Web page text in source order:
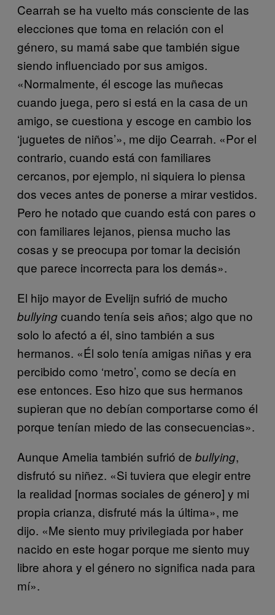
Cearrah se ha vuelto más consciente de las
elecciones que toma en relación con el
género, su mamá sabe que también sigue
siendo influenciado por sus amigos.
«Normalmente, él escoge las muñecas
cuando juega, pero si está en la casa de un
amigo, se cuestiona y escoge en cambio los
‘juguetes de niños’», me dijo Cearrah. «Por el
contrario, cuando está con familiares
cercanos, por ejemplo, ni siquiera lo piensa
dos veces antes de ponerse a mirar vestidos.
Pero he notado que cuando está con pares o
con familiares lejanos, piensa mucho las
cosas y se preocupa por tomar la decisión
que parece incorrecta para los demás».
El hijo mayor de Evelijn sufrió de mucho
bullyingcuando tenía seis años; algo que no
solo lo afectó a él, sino también a sus
hermanos. «Él solo tenía amigas niñas y era
percibido como ‘metro’, como se decía en
ese entonces. Eso hizo que sus hermanos
supieran que no debían comportarse como él
porque tenían miedo de las consecuencias».
Aunque Amelia también sufrió de bullying,
disfrutó su niñez. «Si tuviera que elegir entre
la realidad [normas sociales de género] y mi
propia crianza, disfruté más la última», me
dijo. «Me siento muy privilegiada por haber
nacido en este hogar porque me siento muy
libre ahora y el género no significa nada para
mí».